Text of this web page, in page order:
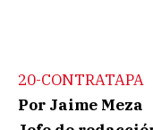
20-CONTRATAPA
Por Jaime Meza